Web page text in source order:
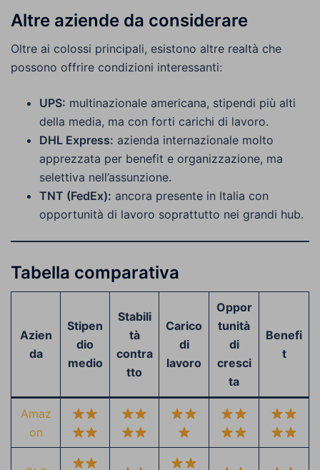
Altre aziende da considerare
Oltre ai colossi principali, esistono altre realtà che
possono offrire condizioni interessanti:
UPS: multinazionale americana, stipendi più alti
della media, ma con forti carichi di lavoro.
DHL Express: azienda internazionale molto
apprezzata per benefit e organizzazione, ma
selettiva nell’assunzione.
TNT (FedEx): ancora presente in Italia con
opportunità di lavoro soprattutto nei grandi hub.
Tabella comparativa
Azien
da
Stipen
dio
medio
Stabili
tà
contra
tto
Carico
di
lavoro
Oppor
tunità
di
cresci
ta
Benefi
t
Amaz
on